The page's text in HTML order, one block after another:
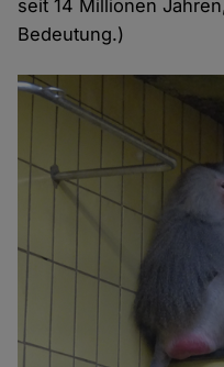
seit 14 Millionen
Bedeutung.)